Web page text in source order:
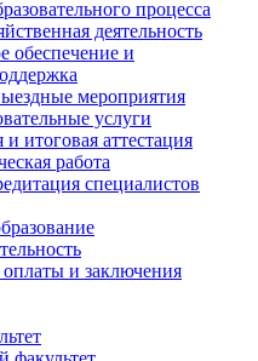
процесса
деятельность
обеспечение и
мероприятия
услуги
итоговая аттестация
работа
специалистов
и заключения